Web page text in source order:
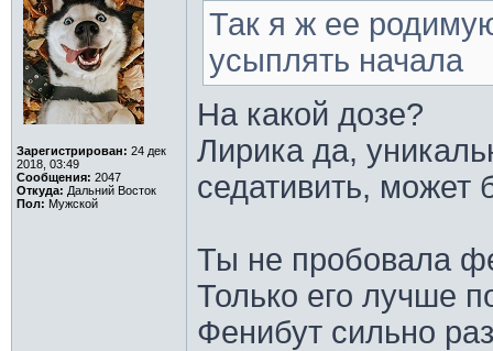
Зарегистрирован: 24 дек
2018, 03:49
Сообщения: 2047
Откуда: Дальний Восток
Пол: Мужской
Так я ж ее
усыплять начала
На какой дозе?
Лирика да,
седативить, может
Ты не пробовала
Только его лучше
Фенибут сильно